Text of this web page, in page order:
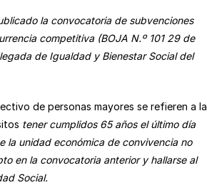
la convocatoria de subvenciones
competitiva (BOJA N.º 101 29 de
de Igualdad y Bienestar Social del
de personas mayores se refieren a la
tener cumplidos 65 años el último día
la unidad económica de convivencia no
en la convocatoria anterior y hallarse al
Social.